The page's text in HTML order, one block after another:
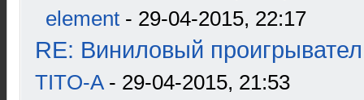
element - 29-04-2015, 22:17
RE: Виниловый
TITO-A- 29-04-2015, 21:53